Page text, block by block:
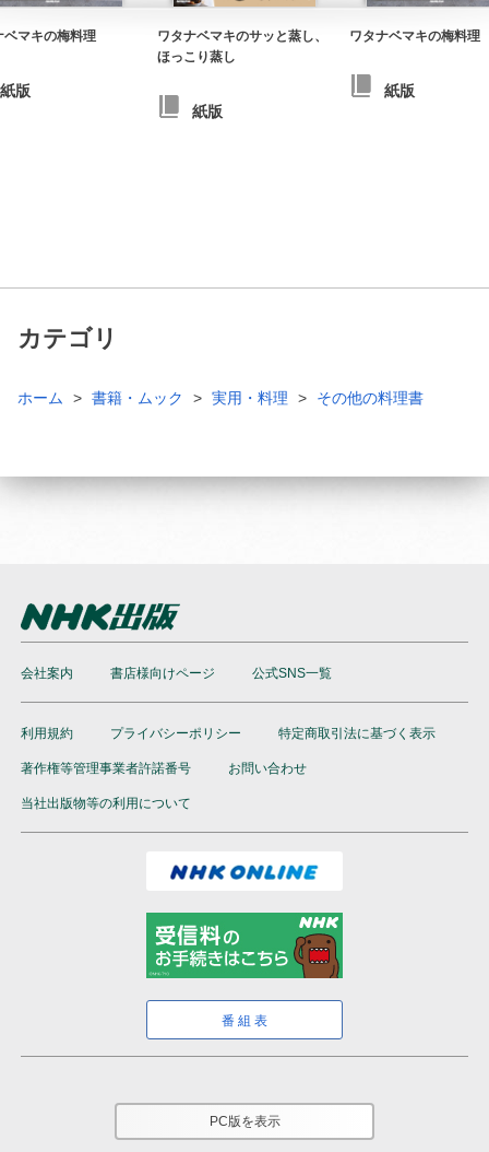
ベマキの梅料理
紙版
ワタナベマキのサッと蒸し、
ほっこり蒸し
紙版
ワタナベマキの梅料理
紙版
カテゴリ
ホーム 書籍・ムック 実用・料理 その他の料理書
会社案内 書店様向けページ 公式SNS一覧
利用規約 プライバシーポリシー 特定商取引法に基づく表示
著作権等管理事業者許諾番号 お問い合わせ
当社出版物等の利用について
番組表
PC版を表示